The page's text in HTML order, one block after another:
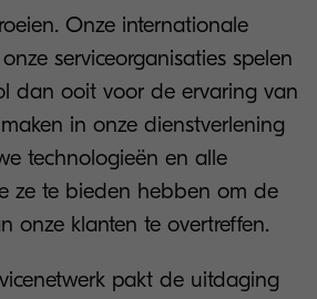
Onze internationale
serviceorganisaties spelen
dan ooit voor de ervaring van
in onze dienstverlening
technologieën en alle
ze te bieden hebben om de
onze klanten te overtreffen.
pakt de uitdaging